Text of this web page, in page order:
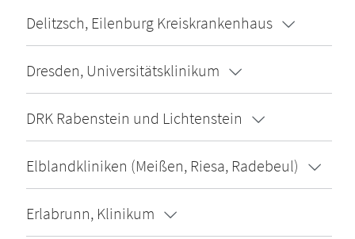
Delitzsch, Eilenburg Kreiskrankenhaus
Dresden, Universitätsklinikum
DRK Rabenstein und Lichtenstein
Elblandkliniken (Meißen, Riesa, Radebeul)
Erlabrunn, Klinikum